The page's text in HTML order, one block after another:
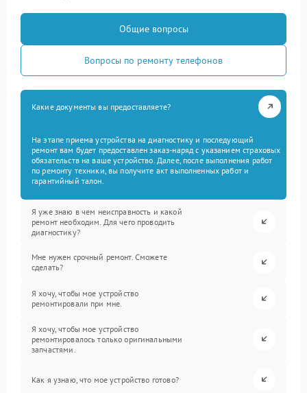
Общие вопросы
Вопросы по ремонту телефонов
Какие документы вы предоставляете?
На этапе приема устройства на диагностику и последующий
ремонт вам будет предоставлен заказ-наряд с указанием страховых
обязательств на ваше устройство. Далее, после выполнения работ
по ремонту техники, вы получите акт выполненных работ и
гарантийный талон.
Я уже знаю в чем неисправность и какой
ремонт необходим. Для чего проводить
диагностику?
Мне нужен срочный ремонт. Сможете
сделать?
Я хочу, чтобы мое устройство
ремонтировали при мне.
Я хочу, чтобы мое устройство
ремонтировалось только оригинальными
запчастями.
Как я узнаю, что мое устройство готово?